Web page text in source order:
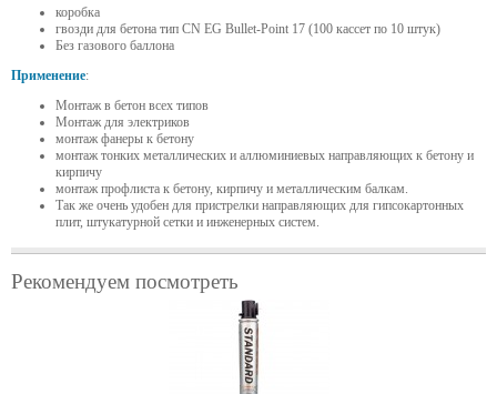
коробка
гвозди для бетона тип CN EG Bullet-Point 17 (100 кассет по 10 штук)
Без газового баллона
Применение:
Монтаж в бетон всех типов
Монтаж для электриков
монтаж фанеры к бетону
монтаж тонких металлических и аллюминиевых направляющих к бетону и
кирпичу
монтаж профлиста к бетону, кирпичу и металлическим балкам.
Так же очень удобен для пристрелки направляющих для гипсокартонных
плит, штукатурной сетки и инженерных систем.
Рекомендуем посмотреть